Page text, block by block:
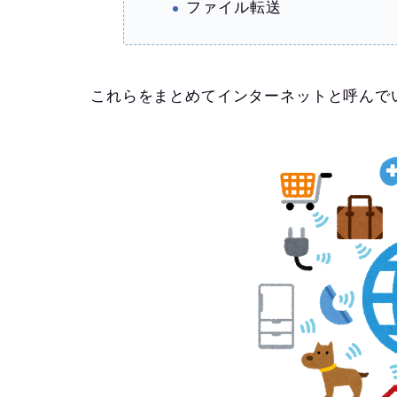
ファイル転送
これらをまとめてインターネットと呼んで